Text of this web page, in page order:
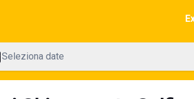
Seleziona date